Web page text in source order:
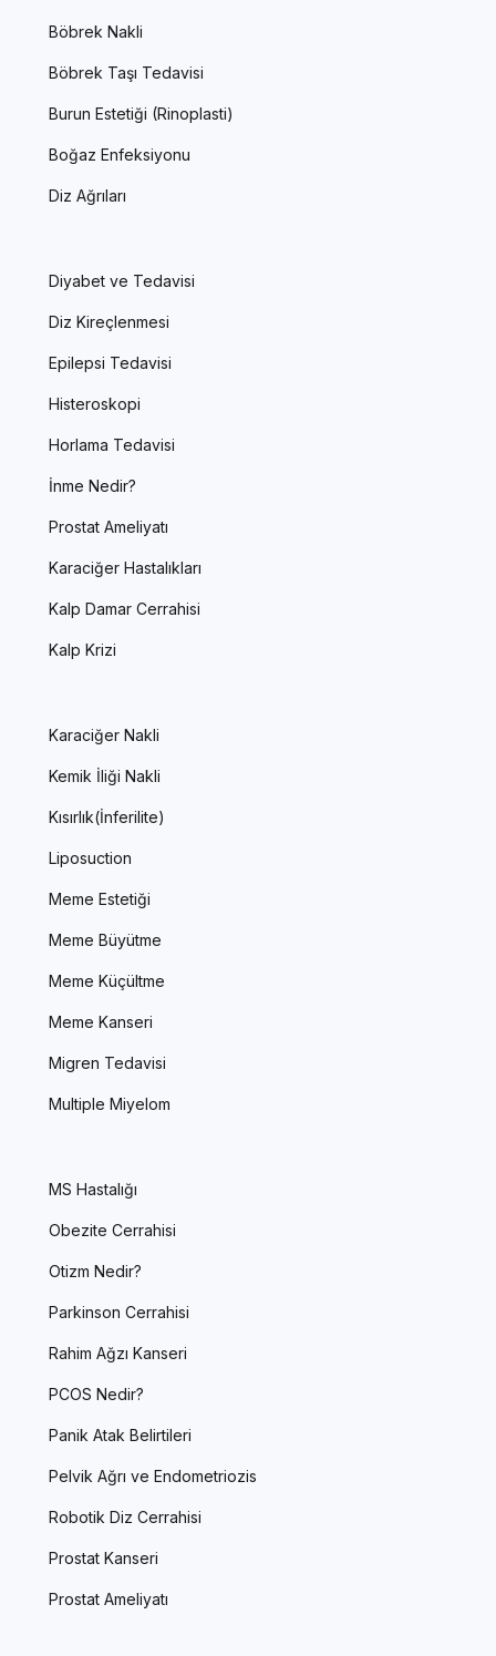
Böbrek Nakli
Böbrek Taşı Tedavisi
Burun Estetiği (Rinoplasti)
Boğaz Enfeksiyonu
Diz Ağrıları
Diyabet ve Tedavisi
Diz Kireçlenmesi
Epilepsi Tedavisi
Histeroskopi
Horlama Tedavisi
İnme Nedir?
Prostat Ameliyatı
Karaciğer Hastalıkları
Kalp Damar Cerrahisi
Kalp Krizi
Karaciğer Nakli
Kemik İliği Nakli
Kısırlık(İnferilite)
Liposuction
Meme Estetiği
Meme Büyütme
Meme Küçültme
Meme Kanseri
Migren Tedavisi
Multiple Miyelom
MS Hastalığı
Obezite Cerrahisi
Otizm Nedir?
Parkinson Cerrahisi
Rahim Ağzı Kanseri
PCOS Nedir?
Panik Atak Belirtileri
Pelvik Ağrı ve Endometriozis
Robotik Diz Cerrahisi
Prostat Kanseri
Prostat Ameliyatı